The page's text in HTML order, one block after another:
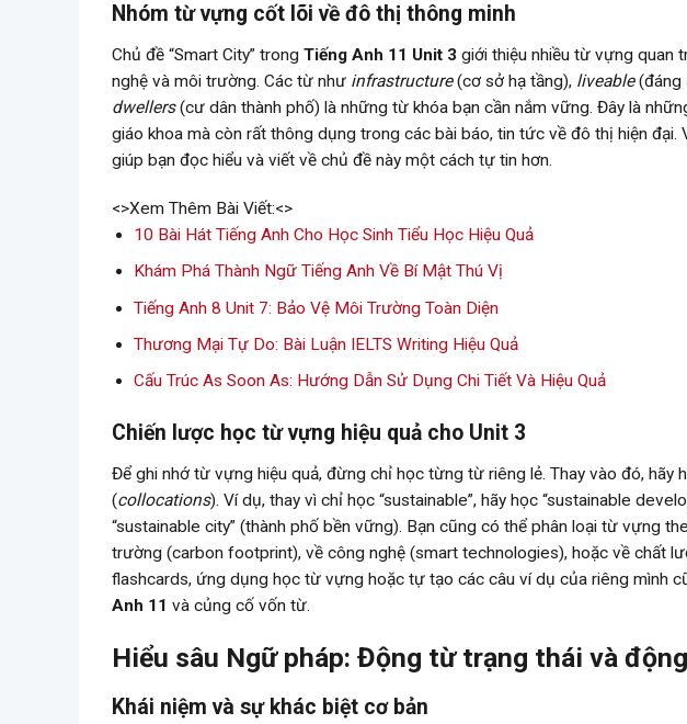
Nhóm từ vựng cốt lõi về đô thị thông minh
Chủ đề “Smart City” trong Tiếng Anh 11 Unit 3 giới thiệu nhiều từ vựng quan
nghệ và môi trường. Các từ như infrastructure(cơ sở hạ tầng), liveable(đáng
dwellers(cư dân thành phố) là những từ khóa bạn cần nắm vững. Đây là
giáo khoa mà còn rất thông dụng trong các bài báo, tin tức về đô thị hiện đại.
giúp bạn đọc hiểu và viết về chủ đề này một cách tự tin hơn.
<>Xem Thêm Bài Viết:<>
10 Bài Hát Tiếng Anh Cho Học Sinh Tiểu Học Hiệu Quả
Khám Phá Thành Ngữ Tiếng Anh Về Bí Mật Thú Vị
Tiếng Anh 8 Unit 7: Bảo Vệ Môi Trường Toàn Diện
Thương Mại Tự Do: Bài Luận IELTS Writing Hiệu Quả
Cấu Trúc As Soon As: Hướng Dẫn Sử Dụng Chi Tiết Và Hiệu Quả
Chiến lược học từ vựng hiệu quả cho Unit 3
Để ghi nhớ từ vựng hiệu quả, đừng chỉ học từng từ riêng lẻ. Thay vào đó,
(collocations). Ví dụ, thay vì chỉ học “sustainable”, hãy học “sustainable
“sustainable city” (thành phố bền vững). Bạn cũng có thể phân loại từ vựng
trường (carbon footprint), về công nghệ (smart technologies), hoặc về chất
flashcards, ứng dụng học từ vựng hoặc tự tạo các câu ví dụ của riêng mình
Anh 11 và củng cố vốn từ.
Hiểu sâu Ngữ pháp: Động từ trạng thái và
Khái niệm và sự khác biệt cơ bản